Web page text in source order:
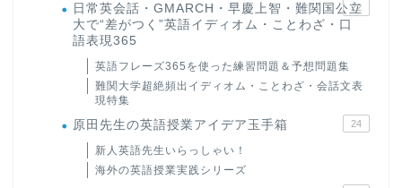
日常英会話・GMARCH・早慶上智・難関国公立
大で“差がつく”英語イディオム・ことわざ・口
語表現365
22
英語フレーズ365を使った練習問題＆予想問題集
難関大学超絶頻出イディオム・ことわざ・会話文表
現特集
原田先生の英語授業アイデア玉手箱 24
新人英語先生いらっしゃい！
海外の英語授業実践シリーズ